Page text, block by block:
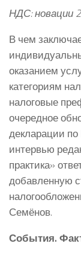
НДС: новации
В чем
оказанием
категориям
налоговые
очередное
декларации
интервью
практика»
добавленную
Семёнов.
События.